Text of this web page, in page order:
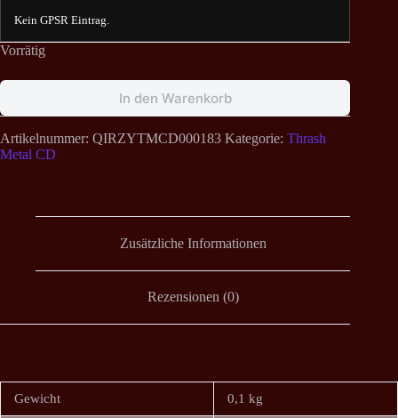
Kein GPSR Eintrag.
Vorrätig
In den Warenkorb
Artikelnummer: QIRZYTMCD000183 Kategorie: Thrash
Metal CD
Zusätzliche Informationen
Rezensionen (0)
Gewicht 0,1 kg